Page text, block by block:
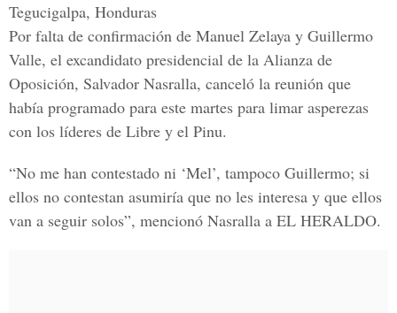
Tegucigalpa, Honduras
Por falta de confirmación de Manuel Zelaya y Guillermo
Valle, el excandidato presidencial de la Alianza de
Oposición, Salvador Nasralla, canceló la reunión que
había programado para este martes para limar asperezas
con los líderes de Libre y el Pinu.
“No me han contestado ni ‘Mel’, tampoco Guillermo; si
ellos no contestan asumiría que no les interesa y que ellos
van a seguir solos”, mencionó Nasralla a EL HERALDO.